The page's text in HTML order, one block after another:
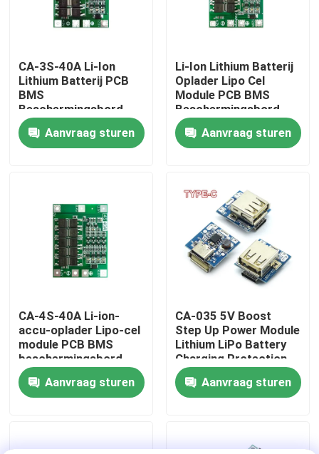
Producten
Over Ons
Kwaliteitscontrole
Neem contact met ons op
Nieuws
Gevallen
Blog
Versterkerbordmodule
CA-3S-40A Li-Ion
Lithium Batterij PCB
BMS
Beschermingsbord
Aanvraag sturen
Li-Ion Lithium Batterij
Oplader Lipo Cel
Module PCB BMS
Beschermingsbord
Aanvraag sturen
CA-4S-40A Li-ion-
accu-oplader Lipo-cel
module PCB BMS
beschermingsbord
Aanvraag sturen
CA-035 5V Boost
Step Up Power Module
Lithium LiPo Battery
Charging Protection
Board LED Display
USB voor zelfstandig
opladen
Aanvraag sturen